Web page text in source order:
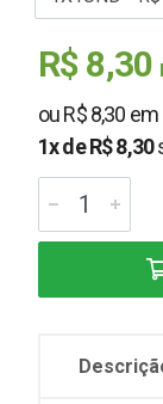
R$ 8,30
ou R$ 8,30
1x de R$ 8,30